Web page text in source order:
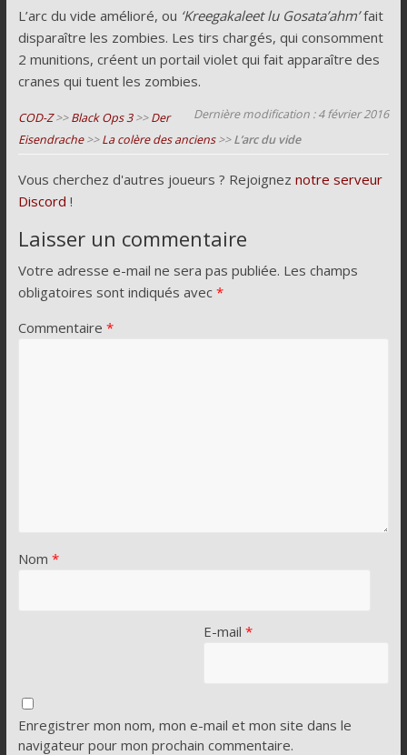
L’arc du vide amélioré, ou ‘Kreegakaleet lu Gosata’ahm’fait
disparaître les zombies. Les tirs chargés, qui consomment
2 munitions, créent un portail violet qui fait apparaître des
cranes qui tuent les zombies.
Dernière modification : 4 février 2016
COD-Z>>Black Ops 3>>Der
Eisendrache>>La colère des anciens>>L’arc du vide
Vous cherchez d'autres joueurs ? Rejoignez notre serveur
Discord !
Laisser un commentaire
Votre adresse e-mail ne sera pas publiée. Les champs
obligatoires sont indiqués avec *
Commentaire *
Nom *
E-mail *
Enregistrer mon nom, mon e-mail et mon site dans le
navigateur pour mon prochain commentaire.